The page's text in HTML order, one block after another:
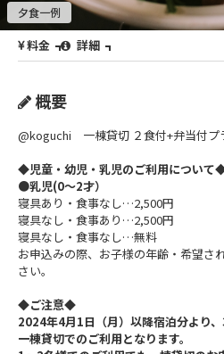
夕食一例
料金 詳細
概要
@koguchi 一棟貸切 ２食付+弁当付プ
◆児童・幼児・乳児のご利用について
●乳児(0～2才）
寝具あり・食事なし…2,500円
寝具なし・食事あり…2,500円
寝具なし・食事なし…無料
お申込みの際、お子様の年齢・希望さ
さい。
◆ご注意◆
2024年4月1日（月）以降宿泊分より
一棟貸切でのご利用となります。